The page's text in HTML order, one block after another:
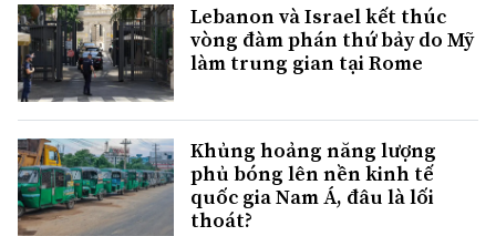
Lebanon và Israel kết thúc
vòng đàm phán thứ bảy do Mỹ
làm trung gian tại Rome
Khủng hoảng năng lượng
phủ bóng lên nền kinh tế
quốc gia Nam Á, đâu là lối
thoát?